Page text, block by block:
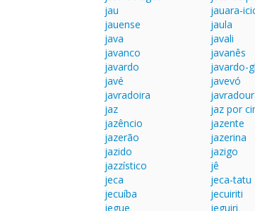
jau
jauara-
jauense
jaula
java
javali
javanco
javanês
javardo
javardo-
javé
javevó
javradoira
jaz
jaz por
jazêncio
jazente
jazerão
jazerina
jazido
jazigo
jazzístico
jê
jeca
jeca-tatu
jecuíba
jecuiriti
jegue
jeguiri